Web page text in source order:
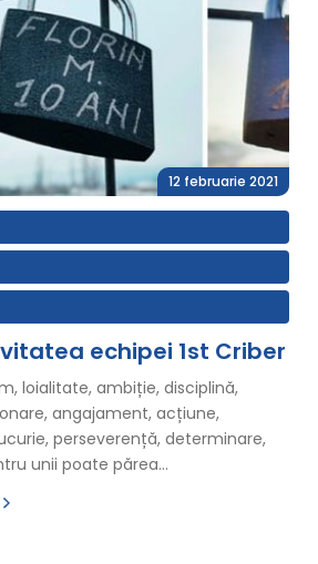
12 februarie 2021
echipei 1st Criber
loialitate, ambiție, disciplină,
angajament, acțiune,
perseverență, determinare,
unii poate părea…